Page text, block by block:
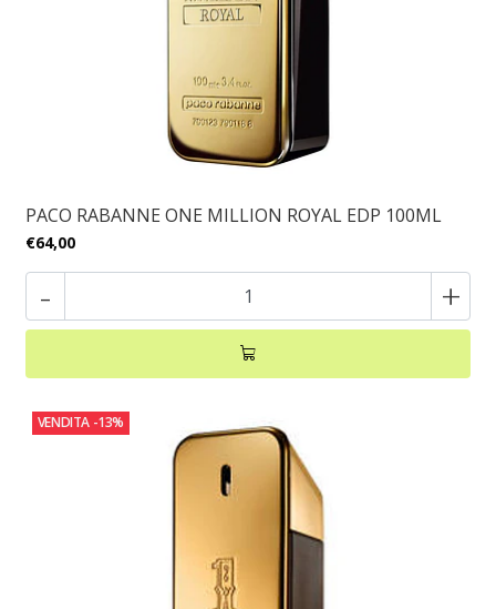
PACO RABANNE ONE MILLION ROYAL EDP 100ML
€64,00
- +
VENDITA -13%